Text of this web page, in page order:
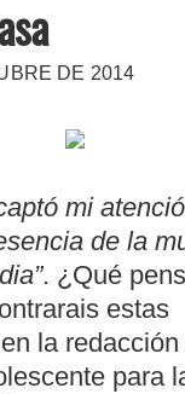
DE 2014
mi
de la
. ¿Qué
estas
la redacción
para